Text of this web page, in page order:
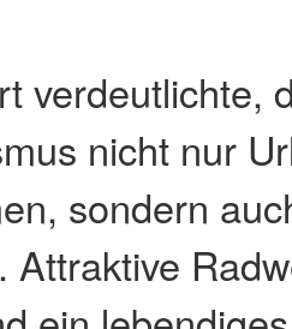
verdeutlichte,
nicht nur
sondern
Attraktive